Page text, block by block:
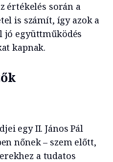
értékelés során a
is számít, így azok a
jó együttműködés
kapnak.
egy II. János Pál
nőnek – szem előtt,
a tudatos